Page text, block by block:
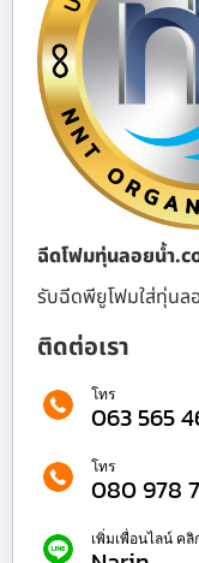
ฉีดโฟมทุ่นลอยน้ำ
รับฉีดพียูโฟมใส่ทุ่นล
ติดต่อเรา
โทร
063 565
โทร
080 978
เพิ่มเพื่อนไลน์ คลิ